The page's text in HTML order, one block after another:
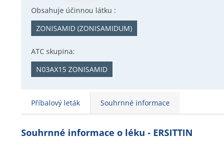
Obsahuje účinnou látku :
ZONISAMID (ZONISAMIDUM)
ATC skupina:
N03AX15 ZONISAMID
Příbalový leták Souhrnné informace
Souhrnné informace o léku - ERSITTIN